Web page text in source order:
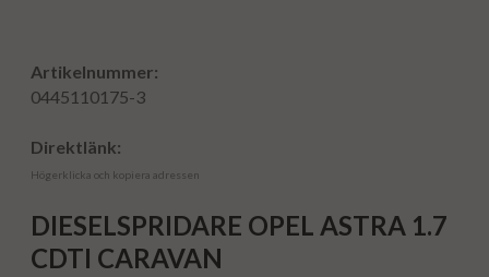
Artikelnummer:
0445110175-3
Direktlänk:
Högerklicka och kopiera adressen
DIESELSPRIDARE OPEL ASTRA 1.7
CDTI CARAVAN